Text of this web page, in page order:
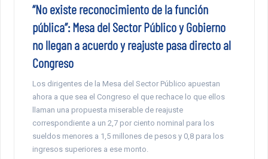
“No existe reconocimiento de la función
pública”: Mesa del Sector Público y Gobierno
no llegan a acuerdo y reajuste pasa directo al
Congreso
Los dirigentes de la Mesa del Sector Público apuestan
ahora a que sea el Congreso el que rechace lo que ellos
llaman una propuesta miserable de reajuste
correspondiente a un 2,7 por ciento nominal para los
sueldos menores a 1,5 millones de pesos y 0,8 para los
ingresos superiores a ese monto.